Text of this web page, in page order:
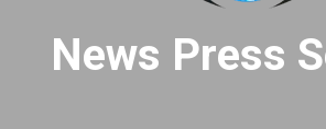
News Press